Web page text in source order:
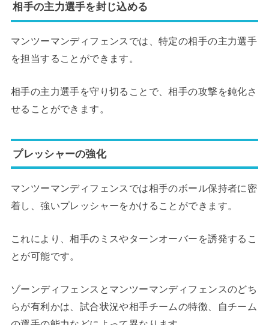
相手の主力選手を封じ込める
マンツーマンディフェンスでは、特定の相手の主力選手
を担当することができます。
相手の主力選手を守り切ることで、相手の攻撃を鈍化さ
せることができます。
プレッシャーの強化
マンツーマンディフェンスでは相手のボール保持者に密
着し、強いプレッシャーをかけることができます。
これにより、相手のミスやターンオーバーを誘発するこ
とが可能です。
ゾーンディフェンスとマンツーマンディフェンスのどち
らが有利かは、試合状況や相手チームの特徴、自チーム